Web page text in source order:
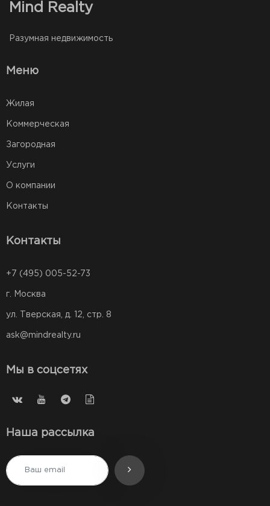
Mind Realty
Разумная недвижимость
Меню
Жилая
Коммерческая
Загородная
Услуги
О компании
Контакты
Контакты
+7 (495) 005-52-73
г. Москва
ул. Тверская, д. 12, стр. 8
ask@mindrealty.ru
Мы в соцсетях
Наша рассылка